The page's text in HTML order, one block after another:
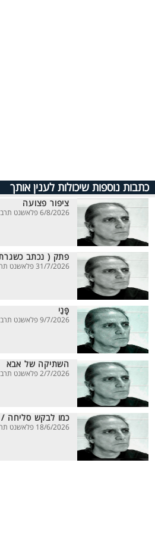
כתבות נוספות שיכולות לענין אותך
ציפור פצועה
6/8/2026 פלאשנט תרבות
פתק ( נכתב
31/7/2026 פלאשנט תרבות
פָּנַי
9/7/2026 פלאשנט תרבות
השתיקה של אבא
2/7/2026 פלאשנט תרבות
כמו לבקש סליחה /
18/6/2026 פלאשנט תרבות